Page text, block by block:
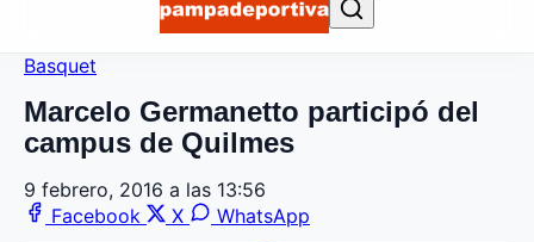
Basquet
Marcelo Germanetto participó del
campus de Quilmes
9 febrero, 2016 a las 13:56
Facebook
X WhatsApp